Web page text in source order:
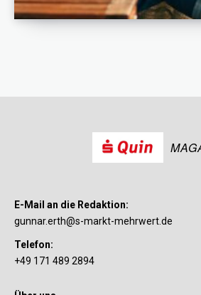
E-Mail an die Redaktion:
gunnar.erth@s-markt-mehrwert.de
Telefon:
+49 171 489 2894